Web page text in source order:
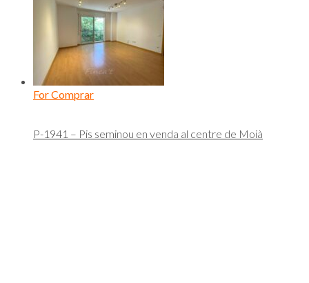
For Comprar
P-1941 – Pis seminou en venda al centre de Moià